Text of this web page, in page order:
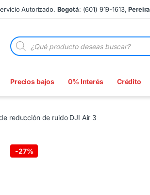
Autorizado. Bogotá: (601) 919-1613,Pereira
Búsqueda de productos
Precios bajos 0% Interés Crédito
reducción de ruido DJI Air 3
-27%